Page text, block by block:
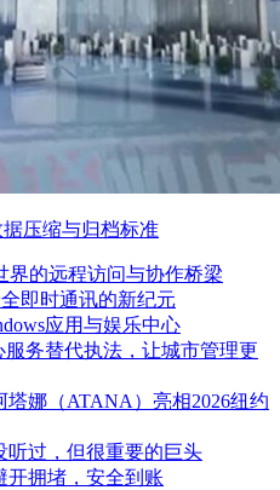
压缩与归档标准
界的远程访问与协作桥梁
即时通讯的新纪元
应用与娱乐中心
务替代执法，让城市管理更
娜（ATANA）亮相2026纽约
听过，但很重要的巨头
开拥堵，安全到账